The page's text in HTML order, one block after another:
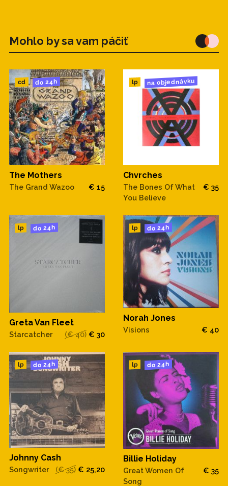
Mohlo by sa vam páčiť
cd do 24h
The Mothers
The Grand Wazoo € 15
lp na objednávku
Chvrches
The Bones Of What
You Believe
€ 35
lp do 24h
Greta Van Fleet
Starcatcher (€ 40) € 30
lp do 24h
Norah Jones
Visions € 40
lp do 24h
Johnny Cash
Songwriter (€ 35) € 25,20
lp do 24h
Billie Holiday
Great Women Of
Song
€ 35